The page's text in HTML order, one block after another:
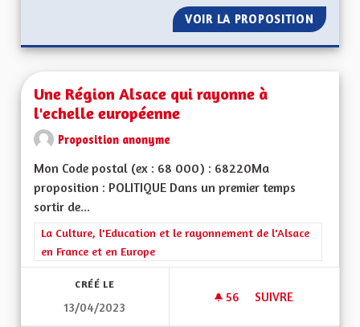
VOIR LA PROPOSITION UNE
Une Région Alsace qui rayonne à
l'echelle européenne
Proposition anonyme
Mon Code postal (ex : 68 000) : 68220Ma
proposition : POLITIQUE Dans un premier temps
sortir de...
Filtrer les résultats de la catégorie : La Culture, l'Education et
La Culture, l'Education et le rayonnement de l'Alsace
en France et en Europe
CRÉÉ LE
13/04/2023
56 56 ABONNÉS
SUIVRE